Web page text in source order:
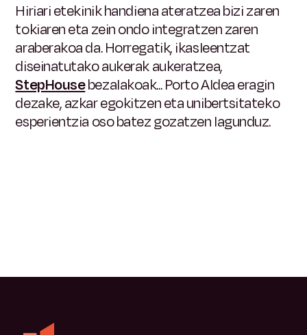
Hiriari etekinik handiena ateratzea bizi zaren
tokiaren eta zein ondo integratzen zaren
araberakoa da. Horregatik, ikasleentzat
diseinatutako aukerak aukeratzea,
StepHousebezalakoak... Porto Aldea eragin
dezake, azkar egokitzen eta unibertsitateko
esperientzia oso batez gozatzen lagunduz.